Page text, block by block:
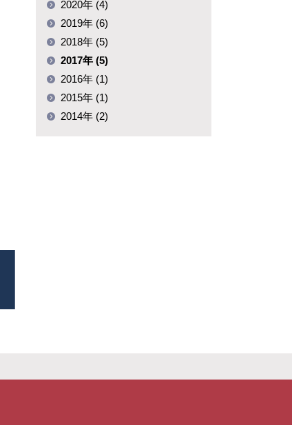
2020年 (4)
2019年 (6)
2018年 (5)
2017年 (5)
2016年 (1)
2015年 (1)
2014年 (2)